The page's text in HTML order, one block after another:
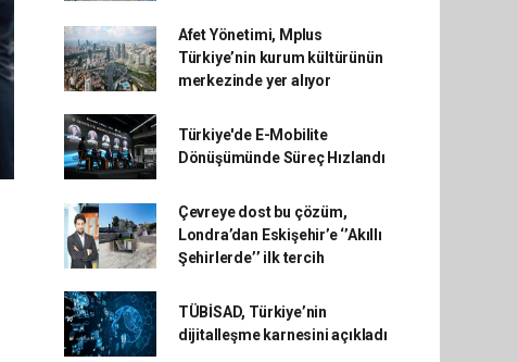
Afet Yönetimi, Mplus
Türkiye’nin kurum kültürünün
merkezinde yer alıyor
Türkiye'de E-Mobilite
Dönüşümünde Süreç Hızlandı
Çevreye dost bu çözüm,
Londra’dan Eskişehir’e ‘’Akıllı
Şehirlerde’’ ilk tercih
TÜBİSAD, Türkiye’nin
dijitalleşme karnesini açıkladı